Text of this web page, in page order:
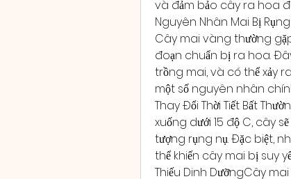
và đảm bảo cây ra hoa
Nguyên Nhân Mai Bị
Cây mai vàng thường
đoạn chuẩn bị ra hoa.
trồng mai, và có thể xảy
một số nguyên nhân
Thay Đổi Thời Tiết Bất
xuống dưới 15 độ C, cây
tượng rụng nụ. Đặc biệt,
thể khiến cây mai bị suy
Thiếu Dinh DưỡngCây